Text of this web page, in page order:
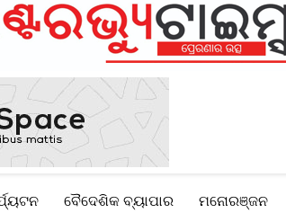
ବୈଦେଶିକ ବ୍ୟାପାର ମନୋରଞ୍ଜନ